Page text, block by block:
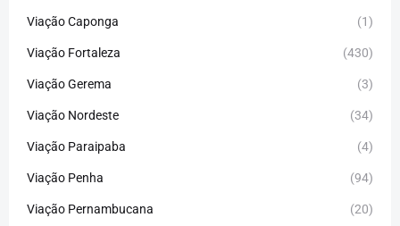
Viação Caponga (1)
Viação Fortaleza (430)
Viação Gerema (3)
Viação Nordeste (34)
Viação Paraipaba (4)
Viação Penha (94)
Viação Pernambucana (20)